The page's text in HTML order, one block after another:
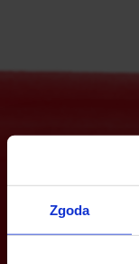
Zgoda
Jesteś